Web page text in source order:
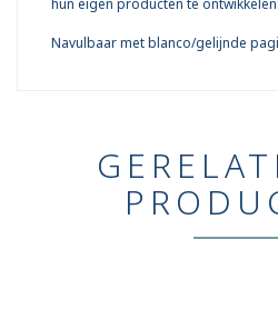
hun eigen producten te
Navulbaar met blanco/gelijnde